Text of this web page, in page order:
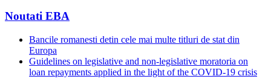
Noutati EBA
Bancile romanesti detin cele mai multe titluri de stat din
Europa
Guidelines on legislative and non-legislative moratoria on
loan repayments applied in the light of the COVID-19 crisis